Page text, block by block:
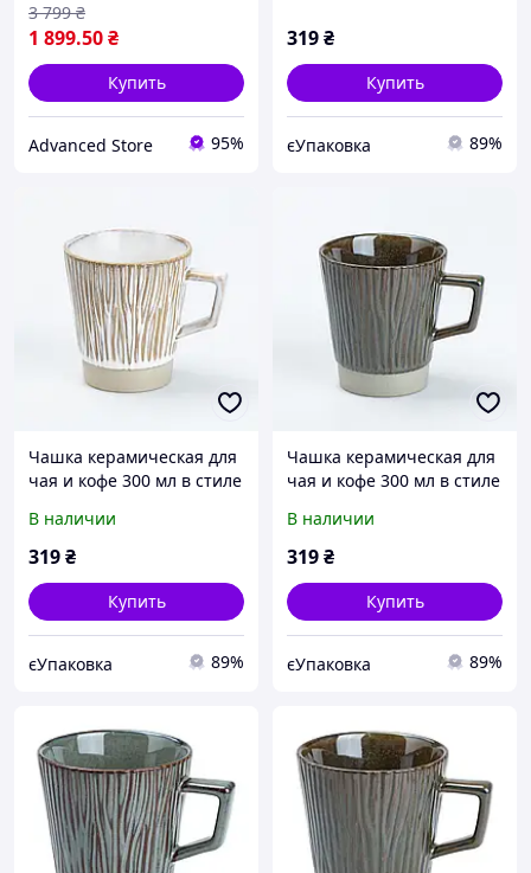
1 899.50₴
3 799 ₴
Купить
Advanced Store 95%
319₴
Купить
єУпаковка 89%
Чашка керамическая для
чая и кофе 300 мл в стиле
В наличии
319₴
Купить
єУпаковка 89%
Чашка керамическая для
чая и кофе 300 мл в стиле
В наличии
319₴
Купить
єУпаковка 89%